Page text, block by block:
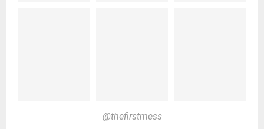
@thefirstmess